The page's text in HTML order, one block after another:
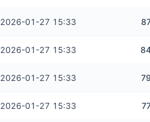
2026-01-27 15:33
2026-01-27 15:33
2026-01-27 15:33
2026-01-27 15:33